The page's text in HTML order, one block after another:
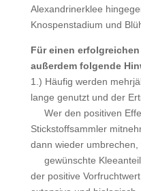
Alexandrinerklee
Knospenstadium und
Für einen
außerdem folgende
1.) Häufig werden
lange genutzt und der
Wer den positiven
Stickstoffsammler
dann wieder umbrechen,
gewünschte Kleeanteil
der positive